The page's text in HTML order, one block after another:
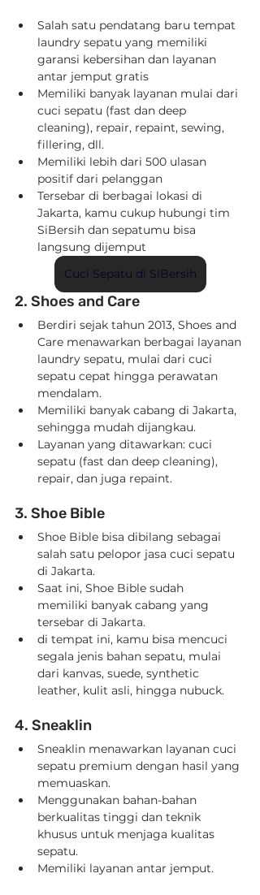
Salah satu pendatang baru tempat
laundry sepatu yang memiliki
garansi kebersihan dan layanan
antar jemput gratis
Memiliki banyak layanan mulai dari
cuci sepatu (fast dan deep
cleaning), repair, repaint, sewing,
fillering, dll.
Memiliki lebih dari 500 ulasan
positif dari pelanggan
Tersebar di berbagai lokasi di
Jakarta, kamu cukup hubungi tim
SiBersih dan sepatumu bisa
langsung dijemput
Cuci Sepatu di SiBersih
2. Shoes and Care
Berdiri sejak tahun 2013, Shoes and
Care menawarkan berbagai layanan
laundry sepatu, mulai dari cuci
sepatu cepat hingga perawatan
mendalam.
Memiliki banyak cabang di Jakarta,
sehingga mudah dijangkau.
Layanan yang ditawarkan: cuci
sepatu (fast dan deep cleaning),
repair, dan juga repaint.
3. Shoe Bible
Shoe Bible bisa dibilang sebagai
salah satu pelopor jasa cuci sepatu
di Jakarta.
Saat ini, Shoe Bible sudah
memiliki banyak cabang yang
tersebar di Jakarta.
di tempat ini, kamu bisa mencuci
segala jenis bahan sepatu, mulai
dari kanvas, suede, synthetic
leather, kulit asli, hingga nubuck.
4. Sneaklin
Sneaklin menawarkan layanan cuci
sepatu premium dengan hasil yang
memuaskan.
Menggunakan bahan-bahan
berkualitas tinggi dan teknik
khusus untuk menjaga kualitas
sepatu.
Memiliki layanan antar jemput.